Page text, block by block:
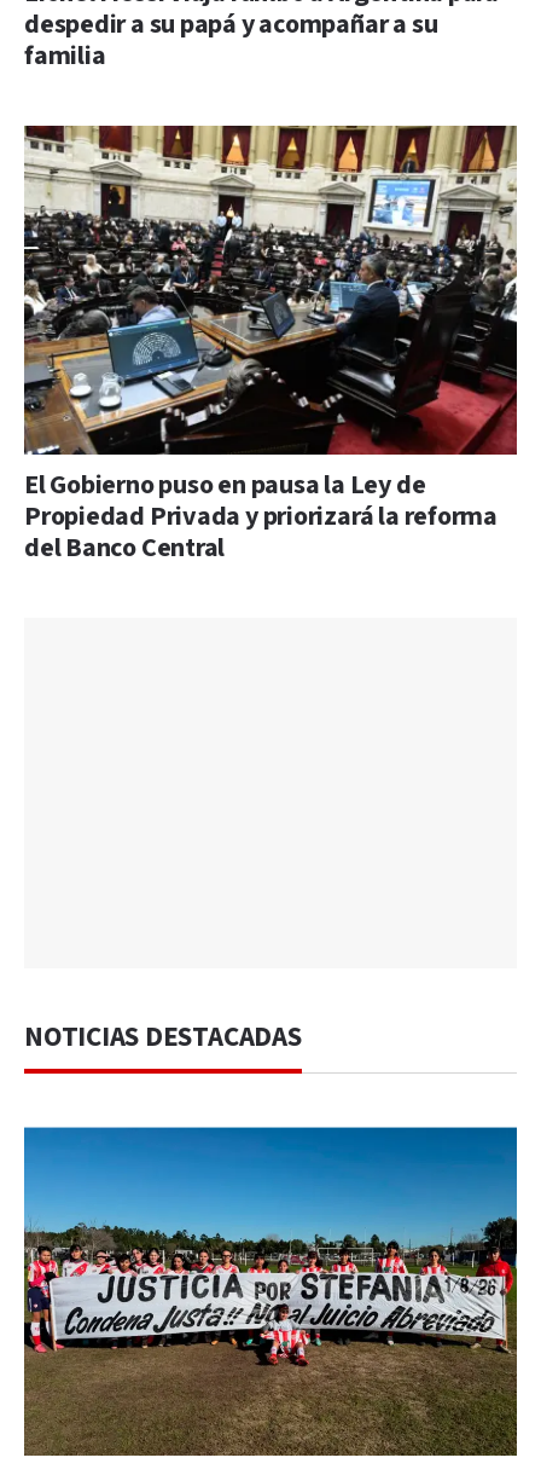
despedir a su papá y acompañar a su
familia
El Gobierno puso en pausa la Ley de
Propiedad Privada y priorizará la reforma
del Banco Central
NOTICIAS DESTACADAS